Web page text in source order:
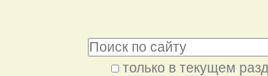
содержимому.
только в текущем